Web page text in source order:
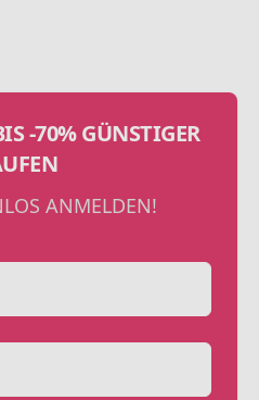
-70% GÜNSTIGER
ANMELDEN!